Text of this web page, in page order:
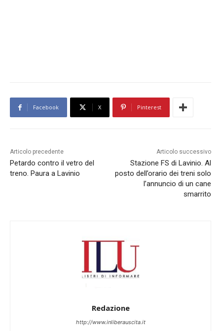
Facebook X Pinterest
Articolo precedente
Petardo contro il vetro del
treno. Paura a Lavinio
Articolo successivo
Stazione FS di Lavinio. Al
posto dell’orario dei treni solo
l’annuncio di un cane
smarrito
Redazione
http://www.inliberauscita.it